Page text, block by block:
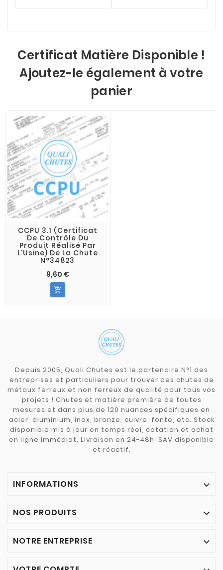
Certificat Matière Disponible !
Ajoutez-le également à votre
panier
CCPU 3.1 (Certificat
De Contrôle Du
Produit Réalisé Par
L'Usine) De La Chute
N°34823
9,60 €

Depuis 2005, Quali Chutes est le partenaire N°1 des
entreprises et particuliers pour trouver des chutes de
métaux ferreux et non ferreux de qualité pour tous vos
projets ! Chutes et matière première de toutes
mesures et dans plus de 120 nuances spécifiques en
acier, aluminium, inox, bronze, cuivre, fonte, etc. Stock
disponible mis à jour en temps réel, cotation et achat
en ligne immédiat. Livraison en 24-48h. SAV disponible
et réactif.
INFORMATIONS 
NOS PRODUITS 
NOTRE ENTREPRISE 